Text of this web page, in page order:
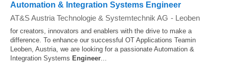
Automation & Integration Systems Engineer
AT&S Austria Technologie & Systemtechnik AG - Leoben
for creators, innovators and enablers with the drive to make a
difference. To enhance our successful OT Applications Teamin
Leoben, Austria, we are looking for a passionate Automation &
Integration Systems Engineer...